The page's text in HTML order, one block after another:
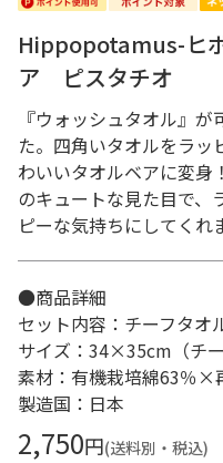
Hippopotamus-ヒ
ア ピスタチオ
『ウォッシュタオル』
た。四角いタオルをラッ
わいいタオルベアに変
のキュートな見た目で、
ピーな気持ちにしてくれ
●商品詳細
セット内容：チーフタ
サイズ：34×35cm（チー
素材：有機栽培綿63％×
製造国：日本
2,750円(送料別・税込)